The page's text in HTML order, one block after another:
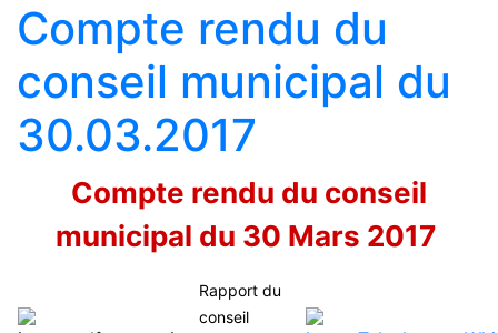
Compte rendu du
conseil municipal du
30.03.2017
Compte rendu du conseil
municipal du 30 Mars 2017
Rapport du
conseil